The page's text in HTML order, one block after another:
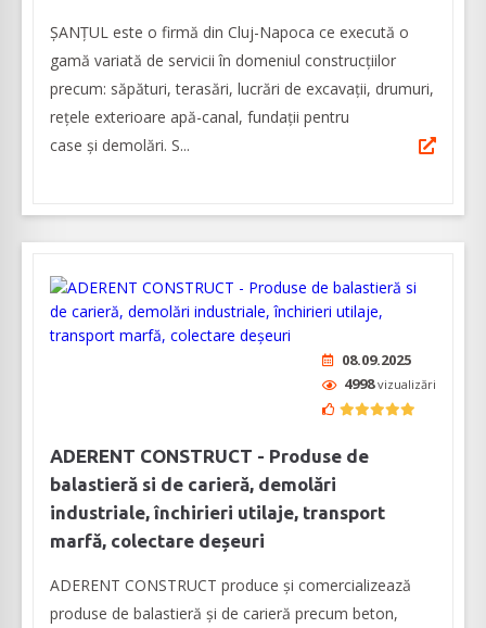
ȘANȚUL este o firmă din Cluj-Napoca ce execută o
gamă variată de servicii în domeniul construcţiilor
precum: săpături, terasări, lucrări de excavații, drumuri,
rețele exterioare apă-canal, fundații pentru
case și demolări. S...
08.09.2025
4998vizualizări
ADERENT CONSTRUCT - Produse de
balastieră si de carieră, demolări
industriale, închirieri utilaje, transport
marfă, colectare deșeuri
ADERENT CONSTRUCT produce și comercializează
produse de balastieră și de carieră precum beton,